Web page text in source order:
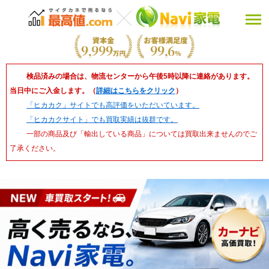
検品済みの場合は、物流センターから午後5時以降に連絡があります。
当日中にご入金します。（詳細はこちらをクリック ）
「ヒカカク」サイトでも高評価をいただいています。
「ヒカカクサイト」でも買取実績は抜群です。
一部の商品及び「輸出している商品」については買取出来ませんのでご
了承ください。